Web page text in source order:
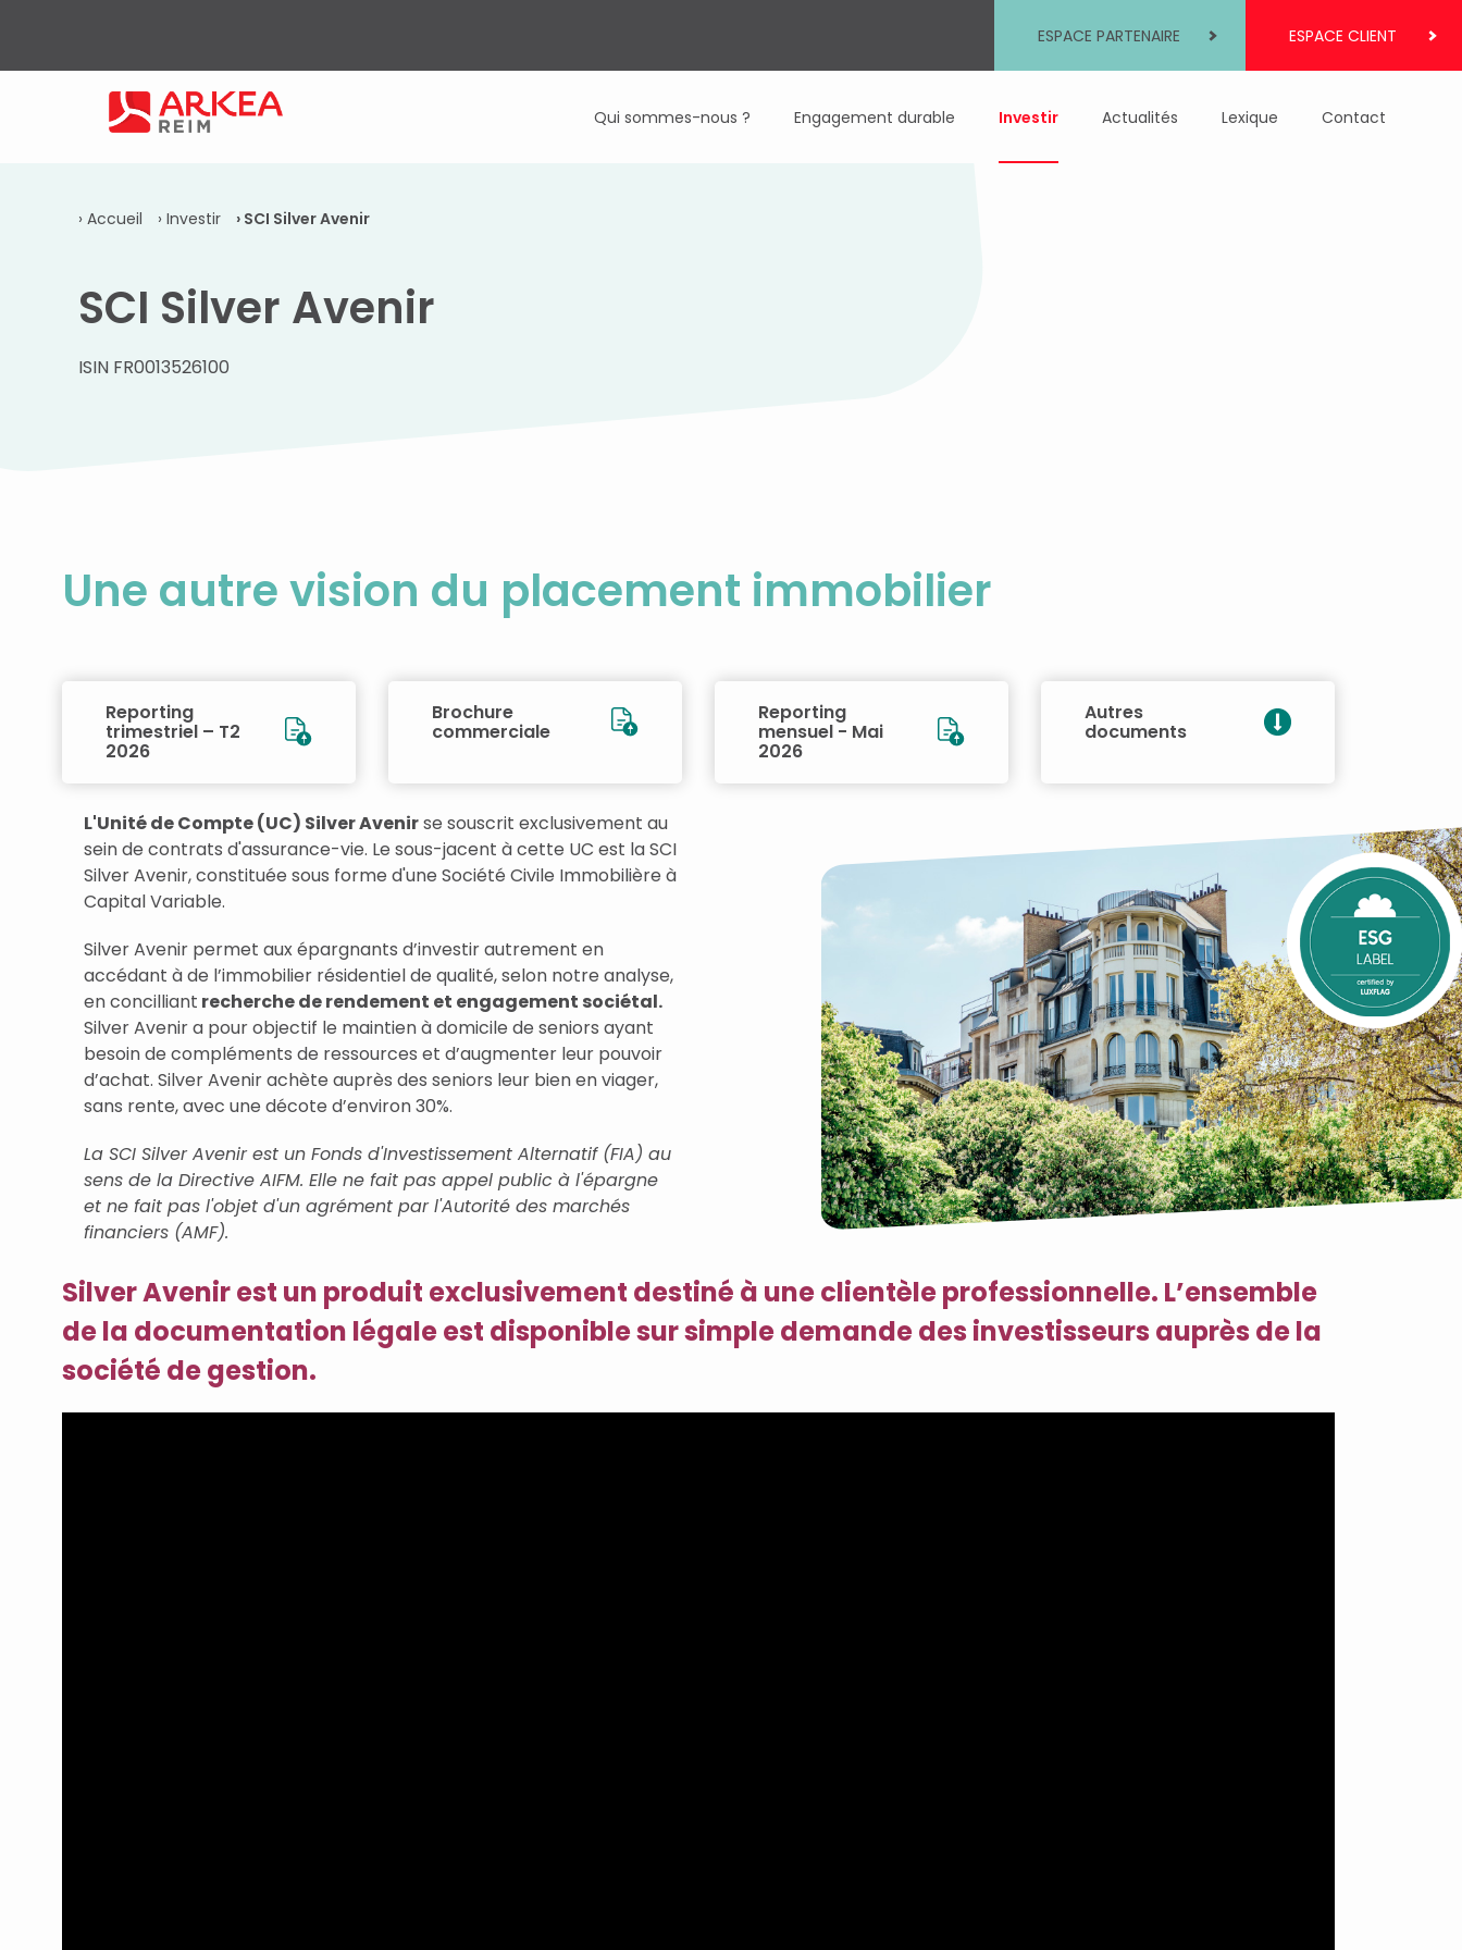
ESPACE PARTENAIRE ESPACE CLIENT
Qui sommes-nous ? Engagement durable Investir Actualités Lexique Contact
Accueil Investir SCI Silver Avenir
SCI Silver Avenir
ISIN FR0013526100
Une autre vision du placement immobilier
Reporting
trimestriel – T2
2026
Brochure
commerciale
Reporting
mensuel - Mai
2026
Autres
documents
L'Unité de Compte (UC) Silver Avenirse souscrit exclusivement au
sein de contrats d'assurance-vie. Le sous-jacent à cette UC est la SCI
Silver Avenir, constituée sous forme d'une Société Civile Immobilière à
Capital Variable.
Silver Avenir permet aux épargnants d’investir autrement en
accédant à de l’immobilier résidentiel de qualité, selon notre analyse,
en concilliant recherche de rendement et engagement sociétal.
Silver Avenir a pour objectif le maintien à domicile de seniors ayant
besoin de compléments de ressources et d’augmenter leur pouvoir
d’achat. Silver Avenir achète auprès des seniors leur bien en viager,
sans rente, avec une décote d’environ 30%.
La SCI Silver Avenir est un Fonds d'Investissement Alternatif (FIA) au
sens de la Directive AIFM. Elle ne fait pas appel public à l'épargne
et ne fait pas l'objet d'un agrément par l'Autorité des marchés
financiers (AMF).
Silver Avenir est un produit exclusivement destiné à une clientèle professionnelle. L’ensemble
de la documentation légale est disponible sur simple demande des investisseurs auprès de la
société de gestion.